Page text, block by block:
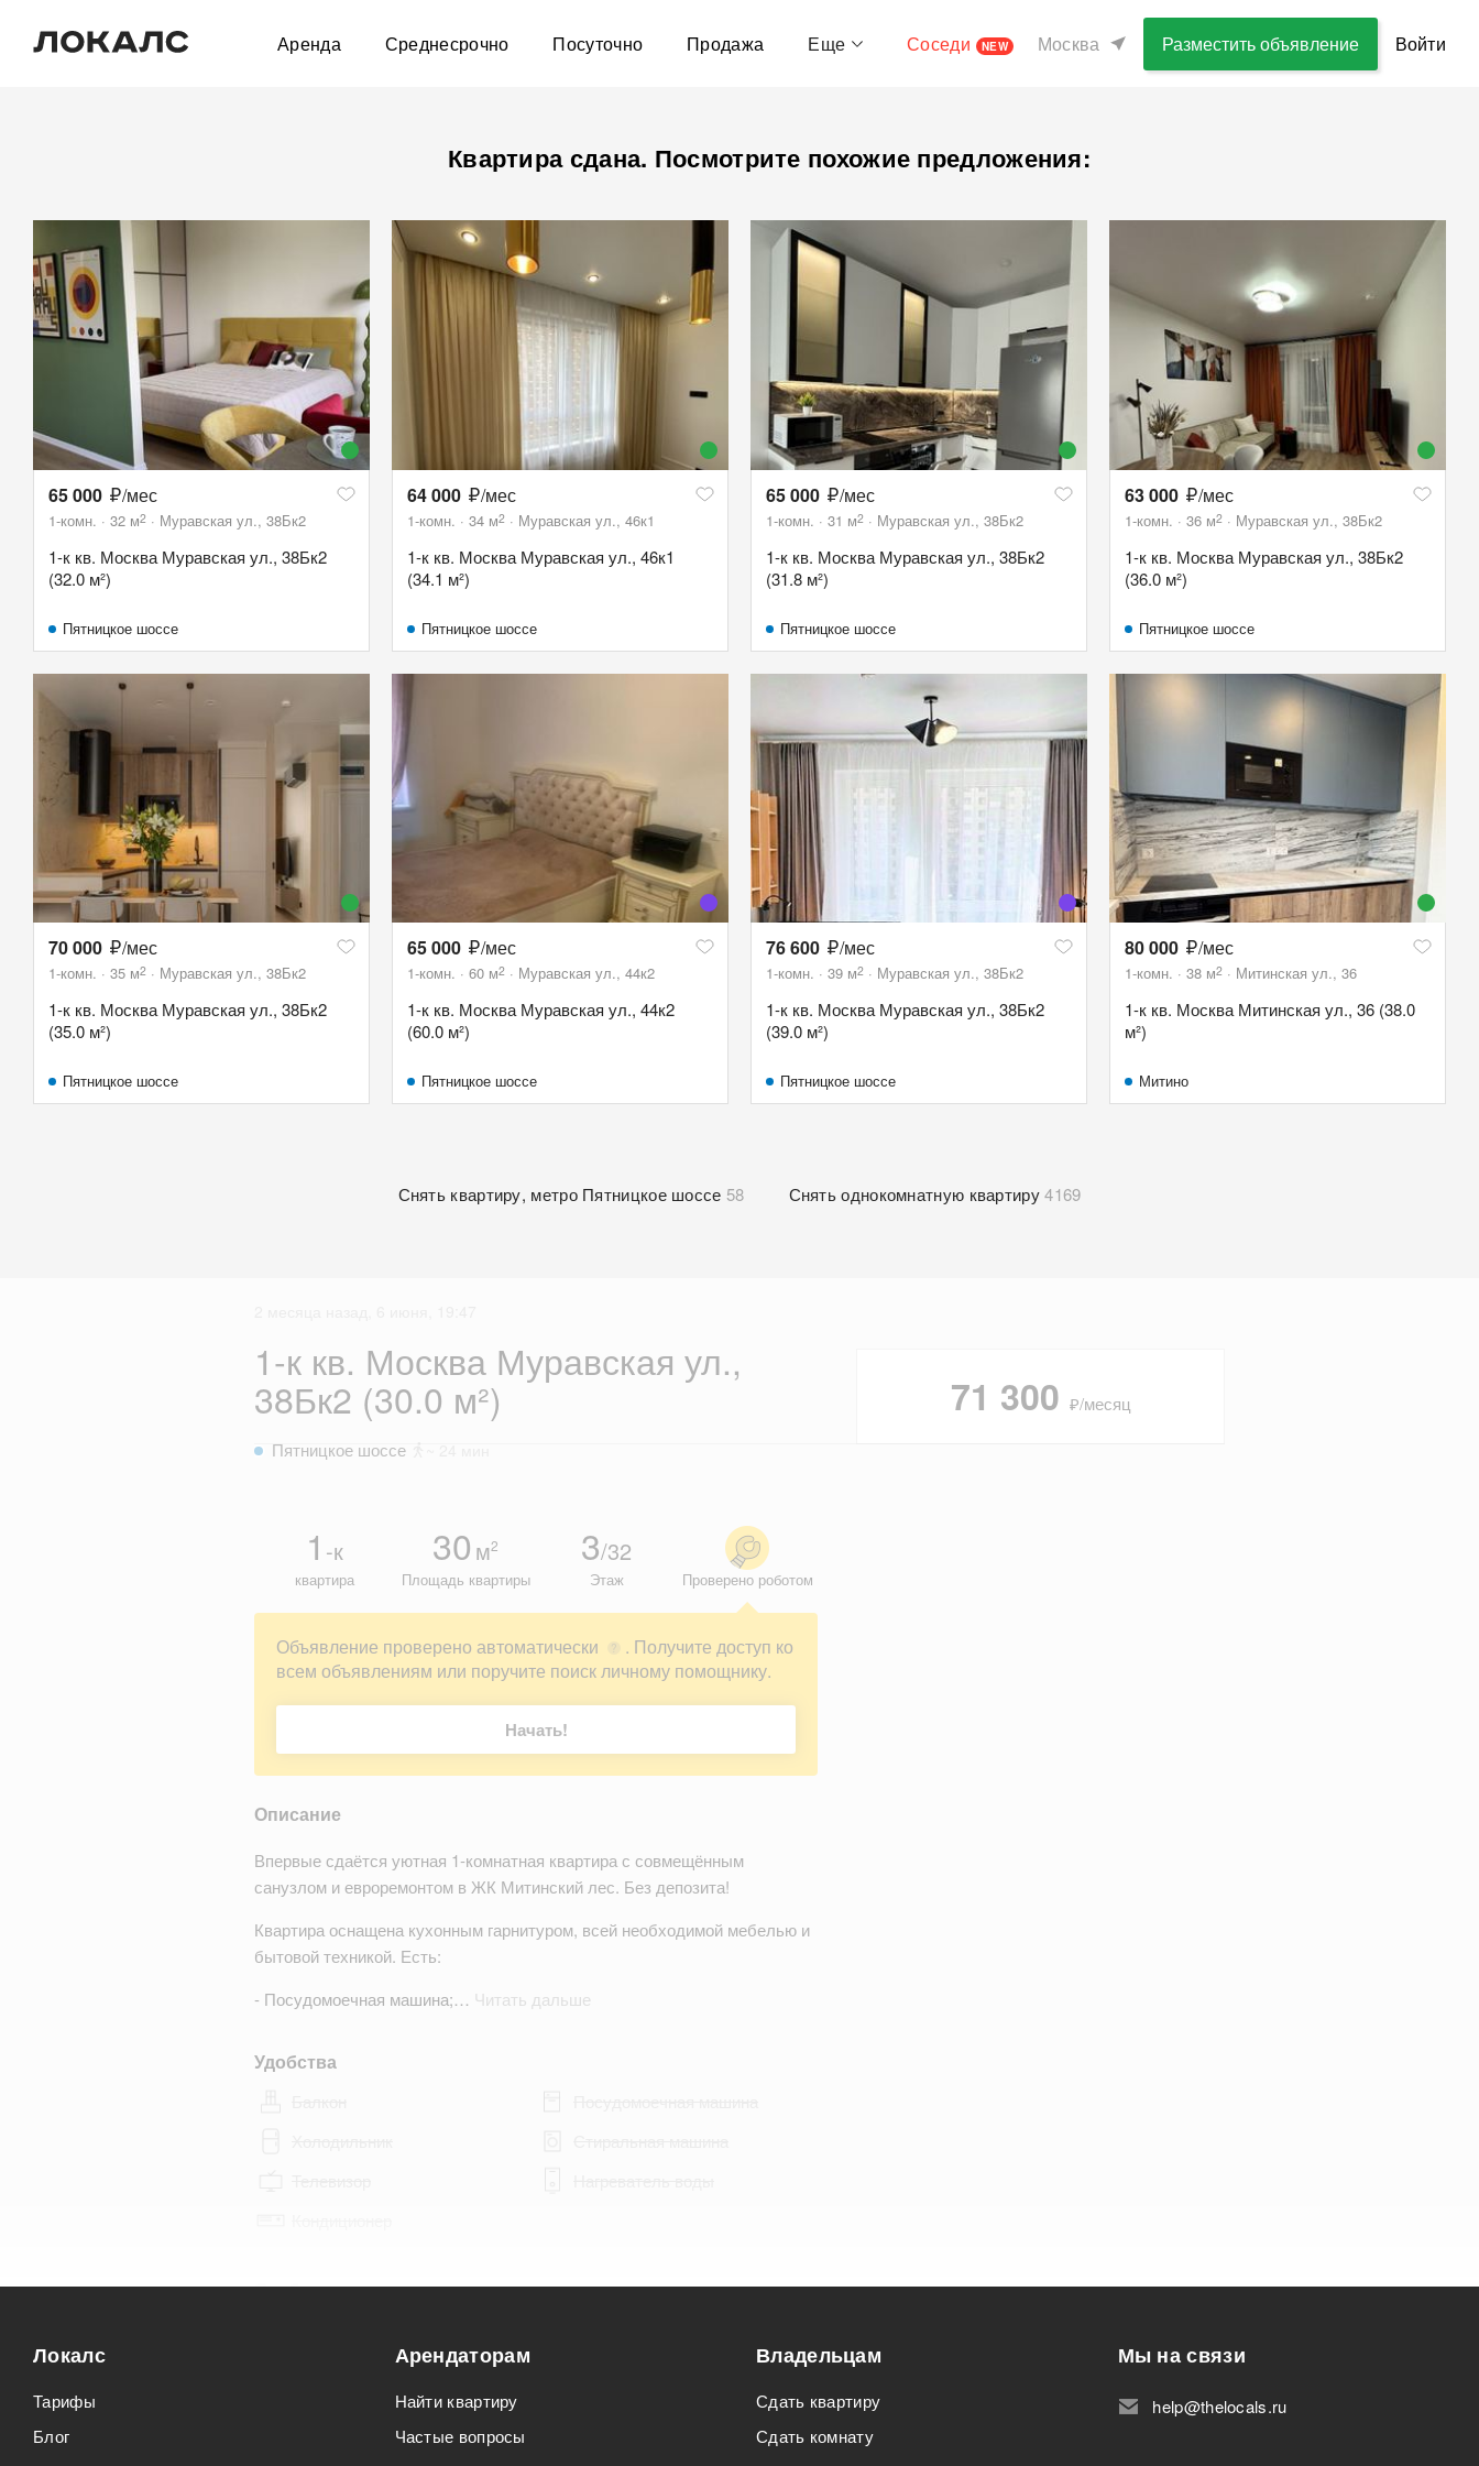
Аренда Среднесрочно Посуточно Продажа Еще Соседи NEW Москва Разместить объявление Войти
Квартира сдана. Посмотрите похожие предложения:
65 000 /мес
1-комн. 32 м2 Муравская ул., 38Бк2
1-к кв. Москва Муравская ул., 38Бк2
(32.0 м²)
Пятницкое шоссе
64 000 /мес
1-комн. 34 м2 Муравская ул., 46к1
1-к кв. Москва Муравская ул., 46к1
(34.1 м²)
Пятницкое шоссе
65 000 /мес
1-комн. 31 м2 Муравская ул., 38Бк2
1-к кв. Москва Муравская ул., 38Бк2
(31.8 м²)
Пятницкое шоссе
63 000 /мес
1-комн. 36 м2 Муравская ул., 38Бк2
1-к кв. Москва Муравская ул., 38Бк2
(36.0 м²)
Пятницкое шоссе
70 000 /мес
1-комн. 35 м2 Муравская ул., 38Бк2
1-к кв. Москва Муравская ул., 38Бк2
(35.0 м²)
Пятницкое шоссе
65 000 /мес
1-комн. 60 м2 Муравская ул., 44к2
1-к кв. Москва Муравская ул., 44к2
(60.0 м²)
Пятницкое шоссе
76 600 /мес
1-комн. 39 м2 Муравская ул., 38Бк2
1-к кв. Москва Муравская ул., 38Бк2
(39.0 м²)
Пятницкое шоссе
80 000 /мес
1-комн. 38 м2 Митинская ул., 36
1-к кв. Москва Митинская ул., 36 (38.0
м²)
Митино
Снять квартиру, метро Пятницкое шоссе 58 Снять однокомнатную квартиру 4169
1-к кв. Москва Муравская ул.,
38Бк2 (30.0 м²)
Пятницкое шоссе
1 -к
квартира
30 м2
Площадь квартиры
3/32
Этаж Проверено роботом
Объявление проверено автоматически ?
. Получите доступ ко
всем объявлениям или поручите поиск личному помощнику.
Начать!
Описание
Впервые сдаётся уютная 1-комнатная квартира с совмещённым
санузлом и евроремонтом в ЖК Митинский лес. Без депозита!
Квартира оснащена кухонным гарнитуром, всей необходимой мебелью и
бытовой техникой. Есть:
- Посудомоечная машина;… Читать дальше
Удобства
Особенности
Можно с животными
Подходит для семьи с детьми
71 300 ₽/месяц
Локалс
Тарифы
Блог
Арендаторам
Найти квартиру
Частые вопросы
Владельцам
Сдать квартиру
Сдать комнату
Мы на связи
help@thelocals.ru